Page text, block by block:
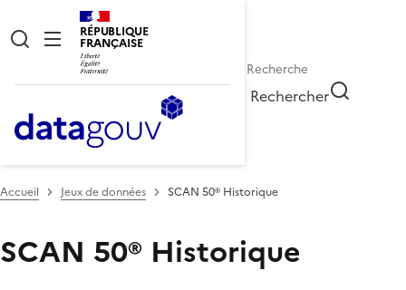
RÉPUBLIQUE
FRANÇAISE
Rechercher
Accueil Jeux de données SCAN 50® Historique
SCAN 50® Historique